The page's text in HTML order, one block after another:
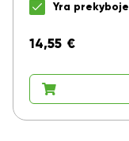
Yra prekyboje
14,55 €